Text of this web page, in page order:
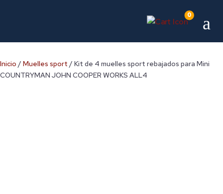
0 a
Inicio / Muelles sport / Kit de 4 muelles sport rebajados para Mini
COUNTRYMAN JOHN COOPER WORKS ALL4